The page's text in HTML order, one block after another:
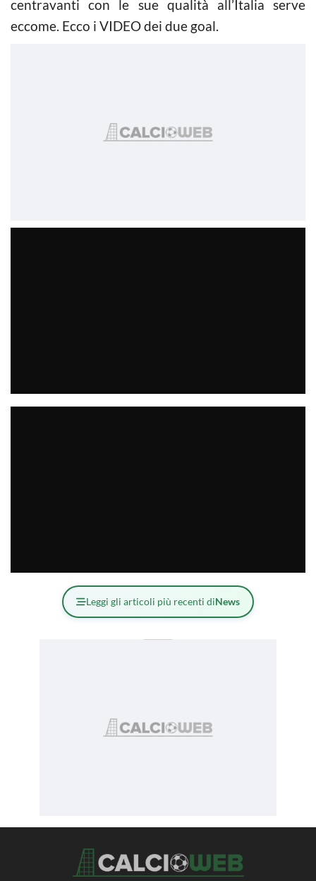
centravanti con le sue qualità all’Italia serve
eccome. Ecco i VIDEO dei due goal.
Leggi gli articoli più recenti diNews